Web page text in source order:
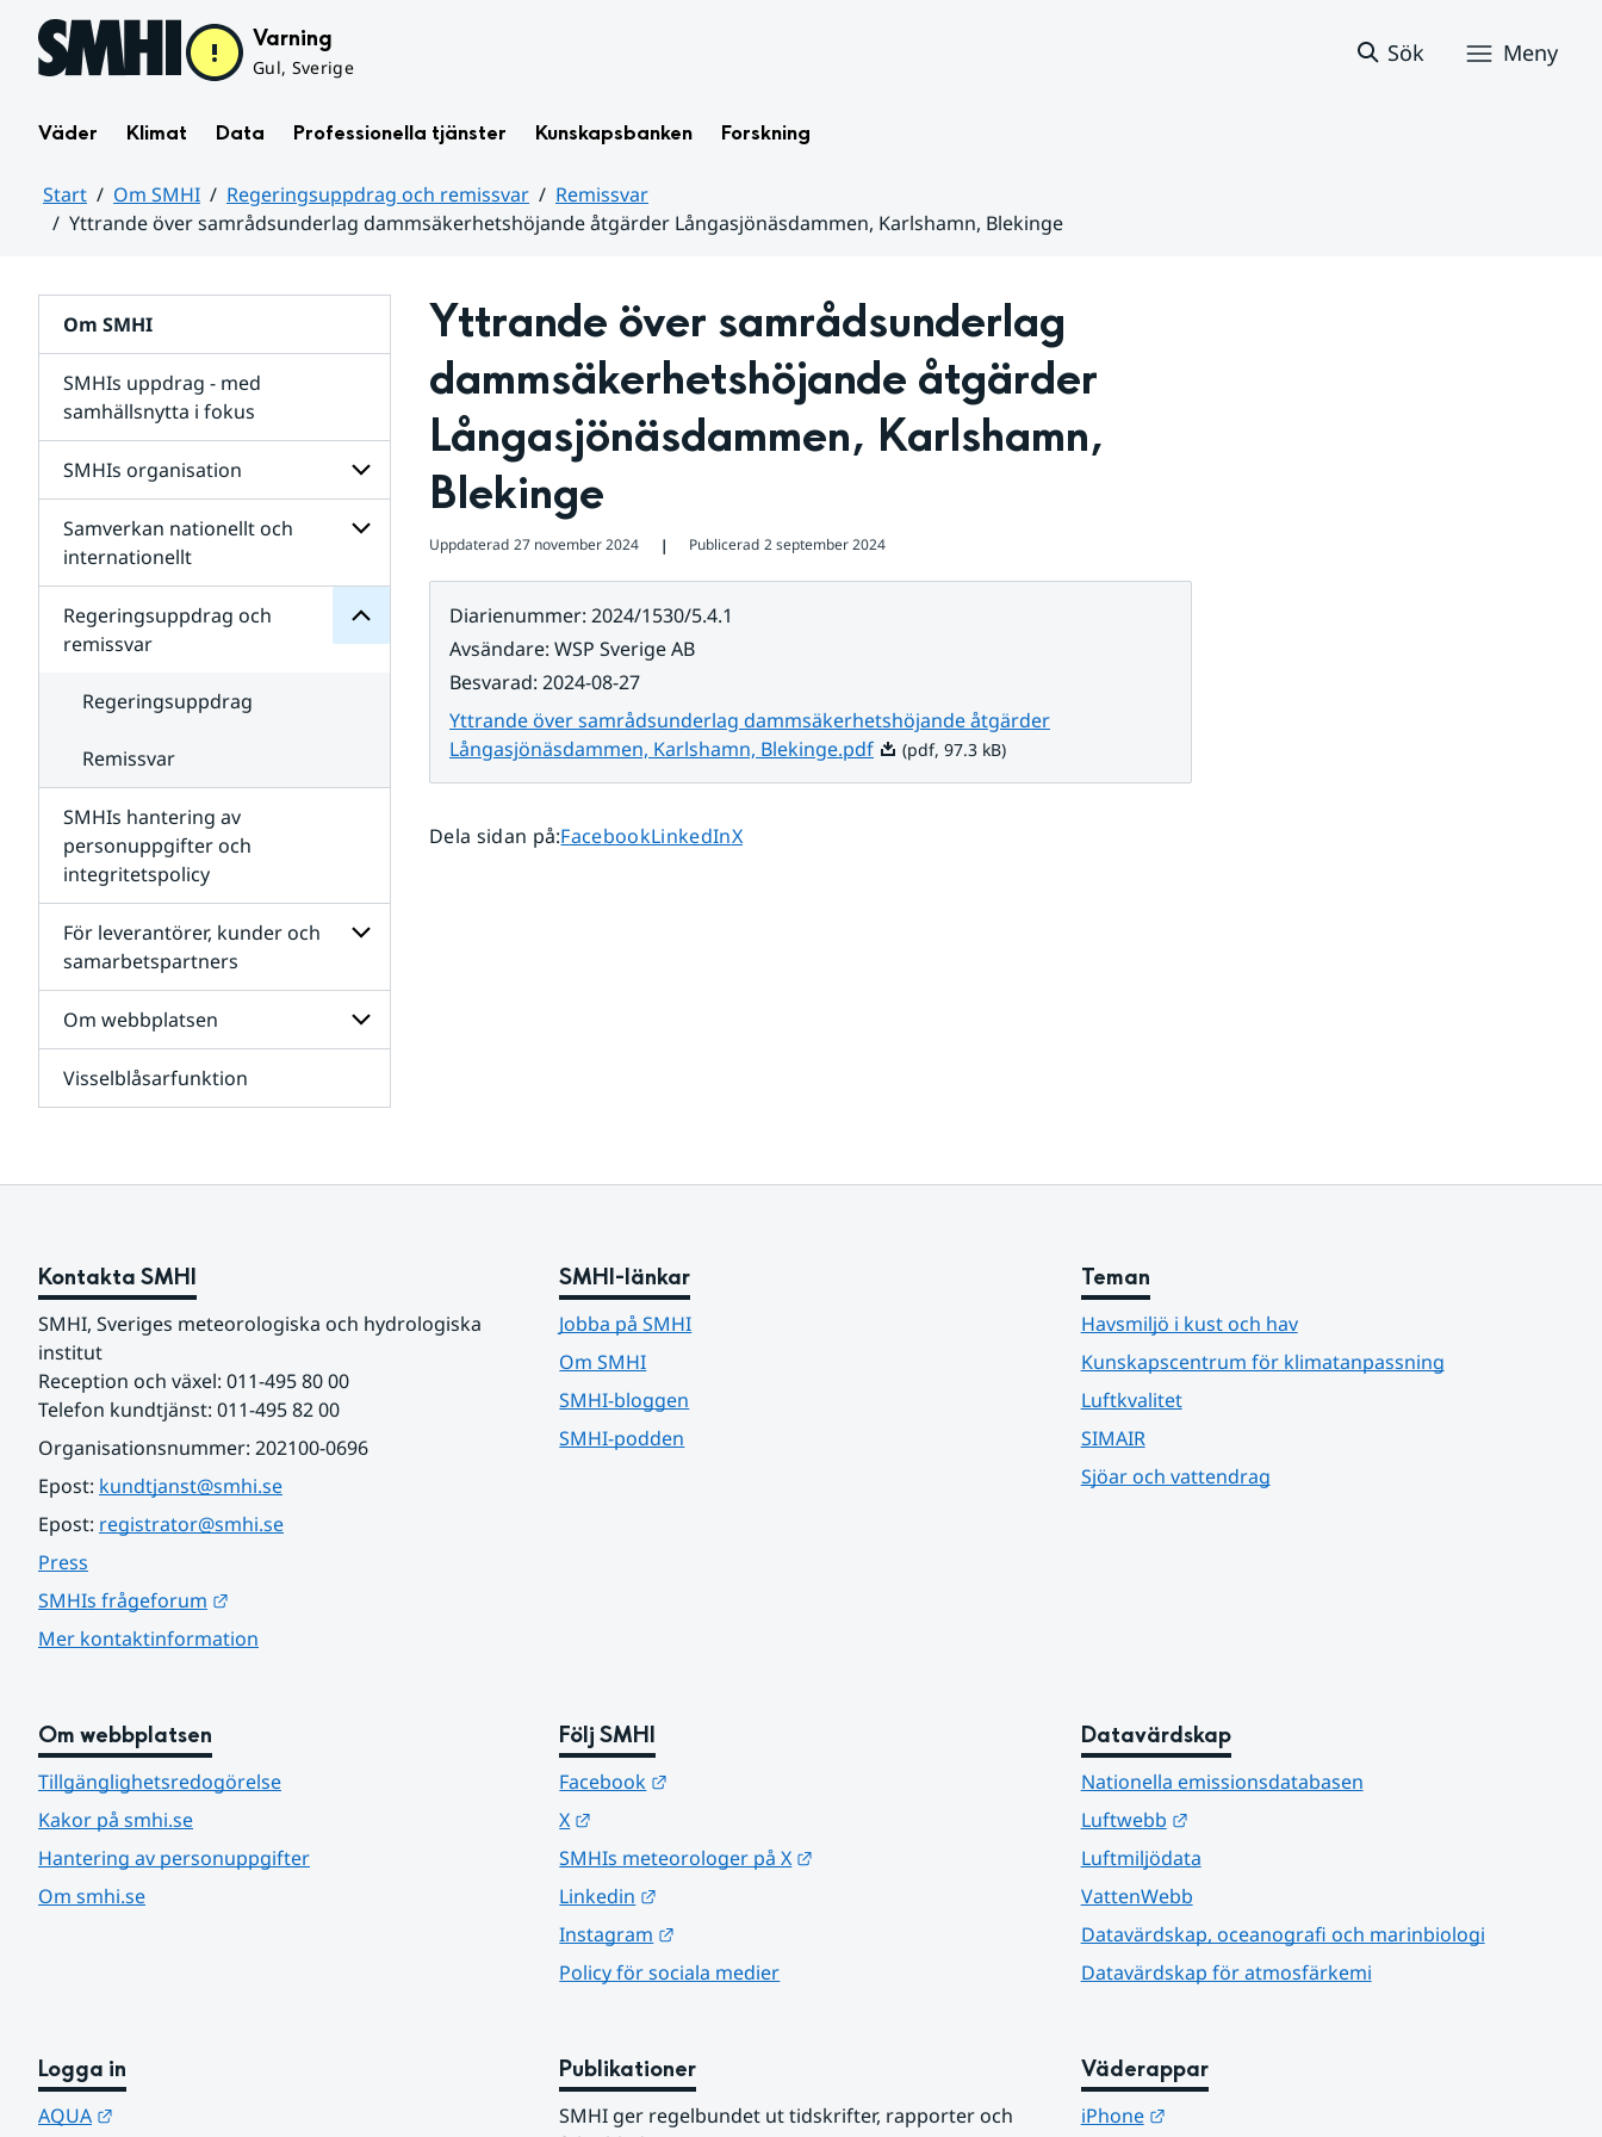
Hoppa till sidans innehåll Varning
Gul, Sverige
Sök Meny
Väder Klimat Data Professionella tjänster Kunskapsbanken Forskning
Start Om SMHI Regeringsuppdrag och remissvar
Remissvar
Yttrande över samrådsunderlag dammsäkerhetshöjande åtgärder Långasjönäsdammen, Karlshamn, Blekinge
Om SMHI
SMHIs uppdrag - med
samhällsnytta i fokus
SMHIs organisation
Undersidor
Samverkan nationellt och
internationellt
Undersidor
för
internationellt
Regeringsuppdrag och
remissvar
för
Regeringsuppdrag
remissvar
Regeringsuppdrag
Remissvar
SMHIs hantering av
personuppgifter och
integritetspolicy
För leverantörer, kunder och
samarbetspartners
Undersidor
för
och
Om webbplatsen
för
Visselblåsarfunktion
Yttrande över samrådsunderlag
dammsäkerhetshöjande åtgärder
Långasjönäsdammen, Karlshamn,
Blekinge
Uppdaterad 27 november 2024 ❘ Publicerad 2 september 2024
Diarienummer: 2024/1530/5.4.1
Avsändare: WSP Sverige AB
Besvarad: 2024-08-27
Yttrande över samrådsunderlag dammsäkerhetshöjande åtgärder
Långasjönäsdammen, Karlshamn, Blekinge.pdfPdf, 97.3 kB.
(pdf, 97.3 kB)
Dela sidan på:Dela sidan på
FacebookDela sidan på
LinkedInDela sidan på
X
Kontakta SMHI
SMHI, Sveriges meteorologiska och hydrologiska
institut
Reception och växel: 011-495 80 00
Telefon kundtjänst: 011-495 82 00
Organisationsnummer: 202100-0696
Epost: kundtjanst@smhi.se
Epost: registrator@smhi.se
Press
SMHIs frågeforum
Mer kontaktinformation
SMHI-länkar
Jobba på SMHI
Om SMHI
SMHI-bloggen
SMHI-podden
Teman
Havsmiljö i kust och hav
Kunskapscentrum för klimatanpassning
Luftkvalitet
SIMAIR
Sjöar och vattendrag
Om webbplatsen
Tillgänglighetsredogörelse
Kakor på smhi.se
Hantering av personuppgifter
Om smhi.se
Följ SMHI
Facebook
X
SMHIs meteorologer på X
Linkedin
Instagram
Policy för sociala medier
Datavärdskap
Nationella emissionsdatabasen
Luftwebb
Länk till annan webbplats.
Luftmiljödata
VattenWebb
Datavärdskap, oceanografi och marinbiologi
Datavärdskap för atmosfärkemi
Logga in
AQUA
Publikationer
SMHI ger regelbundet ut tidskrifter, rapporter och
Väderappar
iPhone Länk till annan webbplats.